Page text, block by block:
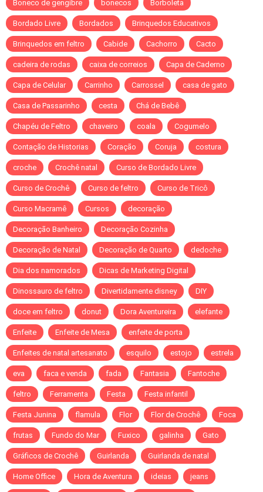
Boneco de gengibre bonecos Borboleta
Bordado Livre Bordados Brinquedos Educativos
Brinquedos em feltro Cabide Cachorro Cacto
cadeira de rodas caixa de correios Capa de Caderno
Capa de Celular Carrinho Carrossel casa de gato
Casa de Passarinho cesta Chá de Bebê
Chapéu de Feltro chaveiro coala Cogumelo
Contação de Historias Coração Coruja costura
croche Crochê natal Curso de Bordado Livre
Curso de Crochê Curso de feltro Curso de Tricô
Curso Macramê Cursos decoração
Decoração Banheiro Decoração Cozinha
Decoração de Natal Decoração de Quarto dedoche
Dia dos namorados Dicas de Marketing Digital
Dinossauro de feltro Divertidamente disney DIY
doce em feltro donut Dora Aventureira elefante
Enfeite Enfeite de Mesa enfeite de porta
Enfeites de natal artesanato esquilo estojo estrela
eva faca e venda fada Fantasia Fantoche
feltro Ferramenta Festa Festa infantil
Festa Junina flamula Flor Flor de Crochê Foca
frutas Fundo do Mar Fuxico galinha Gato
Gráficos de Crochê Guirlanda Guirlanda de natal
Home Office Hora de Aventura ideias jeans